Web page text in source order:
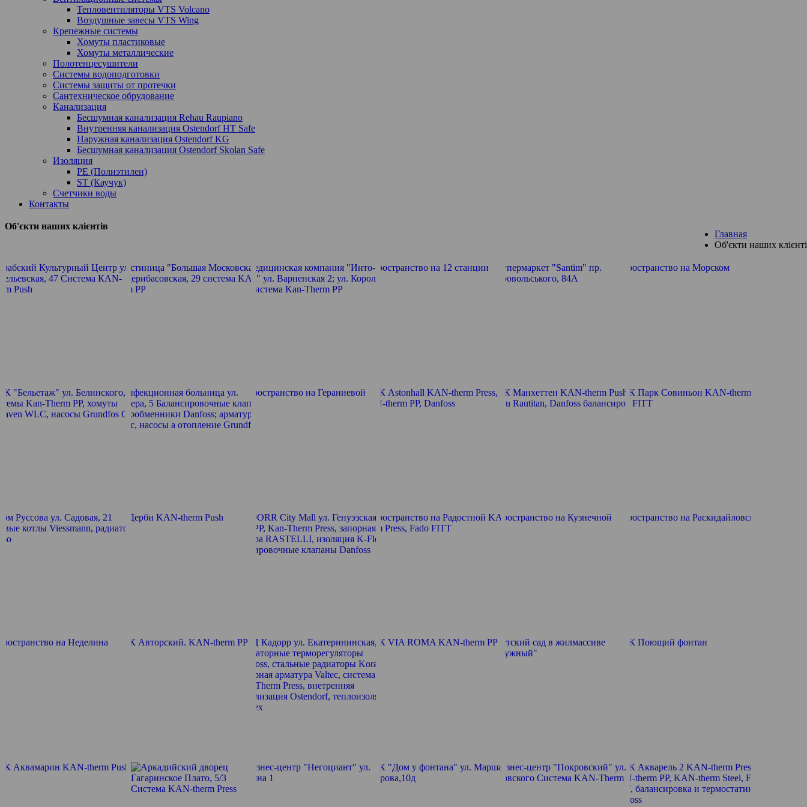
Тепловентиляторы VTS Volcano
Воздушные завесы VTS Wing
Крепежные системы
Хомуты пластиковые
Хомуты металлические
Полотенцесушители
Системы водоподготовки
Системы защиты от протечки
Сантехническое обрудование
Канализация
Бесшумная канализация Rehau Raupiano
Внутренняя канализация Ostendorf HT Safe
Наружная канализация Ostendorf KG
Бесшумная канализация Ostendorf Skolan Safe
Изоляция
PE (Полиэтилен)
ST (Каучук)
Счетчики воды
Контакты
Главная
Об'єкти наших
Об'єкти наших клієнтів